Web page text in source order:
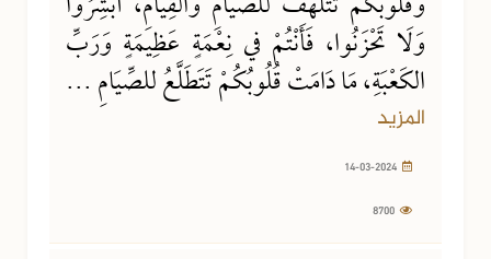
وَلَا تَحْزَنُوا، فَأَنْتُمْ في نِعْمَةٍ عَظِيمَةٍ وَرَبِّ
الكَعْبَةِ، مَا دَامَتْ قُلُوبُكُمْ تَتَطَلَّعُ للصِّيَامِ ...
المزيد